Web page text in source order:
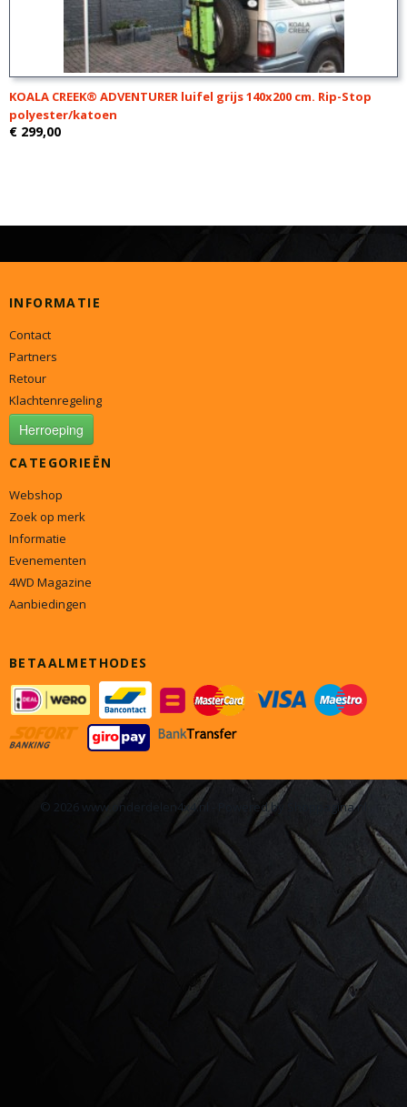
KOALA CREEK® ADVENTURER luifel grijs 140x200 cm. Rip-Stop
polyester/katoen
€ 299,00
INFORMATIE
Contact
Partners
Retour
Klachtenregeling
Herroeping
CATEGORIEËN
Webshop
Zoek op merk
Informatie
Evenementen
4WD Magazine
Aanbiedingen
BETAALMETHODES
© 2026 www.onderdelen4x4.nl - Powered by Shoppagina.nl